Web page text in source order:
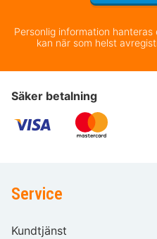
Personlig information hanteras
kan när som helst
Säker betalning
Service
Kundtjänst